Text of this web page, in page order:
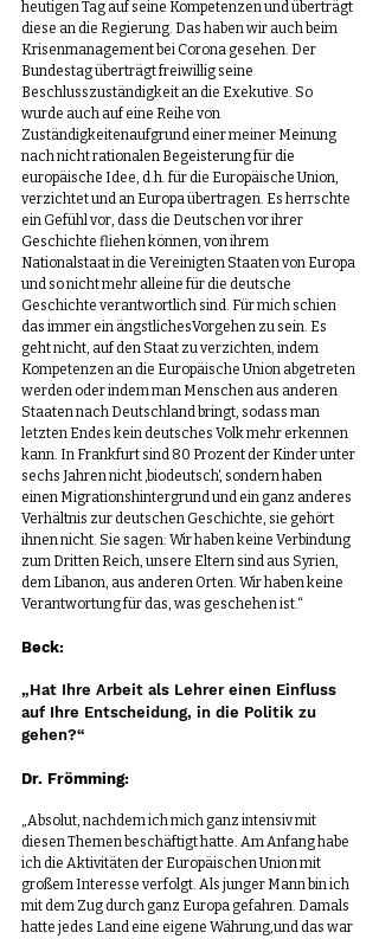
heutigen Tag auf seine Kompetenzen und überträgt
diese an die Regierung. Das haben wir auch beim
Krisenmanagement bei Corona gesehen. Der
Bundestag überträgt freiwillig seine
Beschlusszuständigkeit an die Exekutive. So
wurde auch auf eine Reihe von
Zuständigkeitenaufgrund einer meiner Meinung
nach nicht rationalen Begeisterung für die
europäische Idee, d.h. für die Europäische Union,
verzichtet und an Europa übertragen. Es herrschte
ein Gefühl vor, dass die Deutschen vor ihrer
Geschichte fliehen können, von ihrem
Nationalstaat in die Vereinigten Staaten von Europa
und so nicht mehr alleine für die deutsche
Geschichte verantwortlich sind. Für mich schien
das immer ein ängstlichesVorgehen zu sein. Es
geht nicht, auf den Staat zu verzichten, indem
Kompetenzen an die Europäische Union abgetreten
werden oder indem man Menschen aus anderen
Staaten nach Deutschland bringt, sodass man
letzten Endes kein deutsches Volk mehr erkennen
kann. In Frankfurt sind 80 Prozent der Kinder unter
sechs Jahren nicht ‚biodeutsch‘, sondern haben
einen Migrationshintergrund und ein ganz anderes
Verhältnis zur deutschen Geschichte, sie gehört
ihnen nicht. Sie sagen: Wir haben keine Verbindung
zum Dritten Reich, unsere Eltern sind aus Syrien,
dem Libanon, aus anderen Orten. Wir haben keine
Verantwortung für das, was geschehen ist.“
Beck:
„Hat Ihre Arbeit als Lehrer einen Einfluss
auf Ihre Entscheidung, in die Politik zu
gehen?“
Dr. Frömming:
„Absolut, nachdem ich mich ganz intensiv mit
diesen Themen beschäftigt hatte. Am Anfang habe
ich die Aktivitäten der Europäischen Union mit
großem Interesse verfolgt. Als junger Mann bin ich
mit dem Zug durch ganz Europa gefahren. Damals
hatte jedes Land eine eigene Währung,und das war